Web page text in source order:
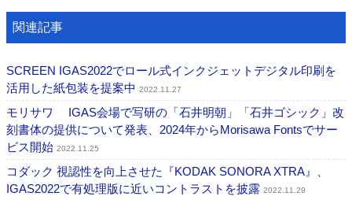
関連記事
SCREEN IGAS2022でロール式インクジェットデジタル印刷を
活用した紙包装を提案中 2022.11.27
モリサワ IGAS会場で写研の「石井明朝」「石井ゴシック」改
刻書体の提供について発表、2024年からMorisawa Fontsでサー
ビス開始 2022.11.25
コダック 視認性を向上させた『KODAK SONORA XTRA』、
IGAS2022で有処理版に近いコントラストを披露 2022.11.29